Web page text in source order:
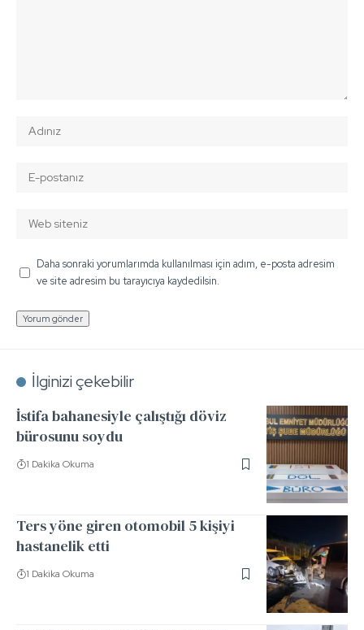
Daha sonraki yorumlarımda kullanılması için adım, e-posta adresim
ve site adresim bu tarayıcıya kaydedilsin.
İlginizi çekebilir
İstifa bahanesiyle çalıştığı döviz
bürosunu soydu
1 Dakika Okuma
Ters yöne giren otomobil 5 kişiyi
hastanelik etti
1 Dakika Okuma